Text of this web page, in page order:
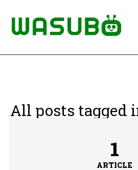
All posts tagged
1
ARTICLE